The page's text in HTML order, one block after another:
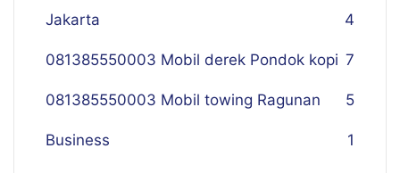
Jakarta 4
081385550003 Mobil derek Pondok kopi 7
081385550003 Mobil towing Ragunan 5
Business 1